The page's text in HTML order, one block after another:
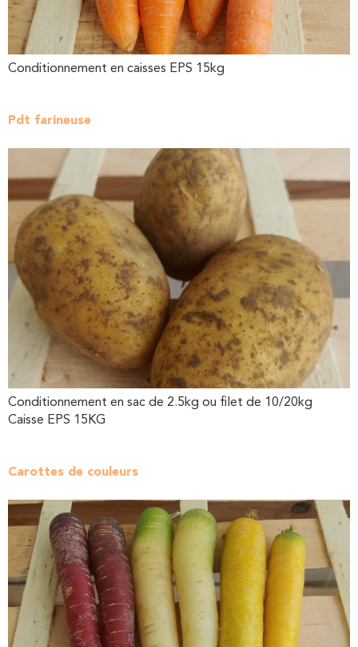
Conditionnement en caisses EPS 15kg
Pdt farineuse
Conditionnement en sac de 2.5kg ou filet de 10/20kg
Caisse EPS 15KG
Carottes de couleurs